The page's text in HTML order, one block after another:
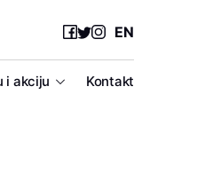
i akciju Kontakt
EN